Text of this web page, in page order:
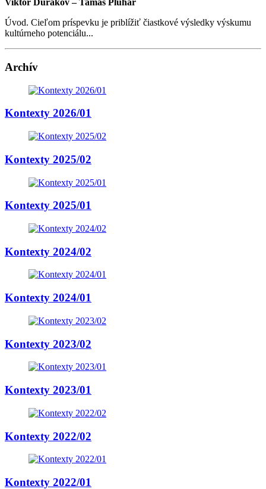
Viktor Ďurakov – Tamás Pluhár
Úvod. Cieľom príspevku je priblížiť čiastkové výsledky výskumu
kultúrneho potenciálu...
Archív
Kontexty 2026/01
Kontexty 2025/02
Kontexty 2025/01
Kontexty 2024/02
Kontexty 2024/01
Kontexty 2023/02
Kontexty 2023/01
Kontexty 2022/02
Kontexty 2022/01